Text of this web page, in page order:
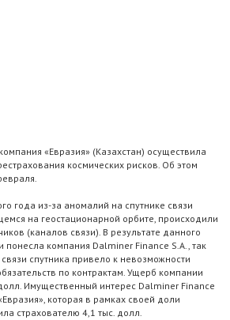
«Евразия» (Казахстан) осуществила
космических рисков. Об этом
года из-за аномалий на спутнике связи
на геостационарной орбите, происходили
(каналов связи). В результате данного
понесла компания Dalminer Finance S.A., так
спутника привело к невозможности
по контрактам. Ущерб компании
Имущественный интерес Dalminer Finance
которая в рамках своей доли
страхователю 4,1 тыс. долл.